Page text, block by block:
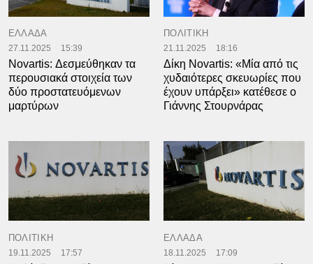
ΕΛΛΑΔΑ
27.11.2025 15:39
Novartis: Δεσμεύθηκαν τα
περουσιακά στοιχεία των
δύο προστατευόμενων
μαρτύρων
ΠΟΛΙΤΙΚΗ
21.11.2025 18:16
Δίκη Novartis: «Μία από τις
χυδαιότερες σκευωρίες που
έχουν υπάρξει» κατέθεσε ο
Γιάννης Στουρνάρας
ΠΟΛΙΤΙΚΗ
19.11.2025 17:57
ΕΛΛΑΔΑ
18.11.2025 17:09